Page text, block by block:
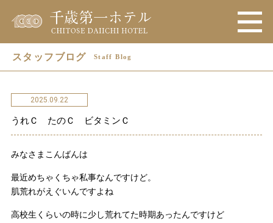
スタッフブログ Staff Blog
2025.09.22
うれＣ たのＣ ビタミンＣ
みなさまこんばんは
最近めちゃくちゃ私事なんですけど。
肌荒れがえぐいんですよね
高校生くらいの時に少し荒れてた時期あったんですけど